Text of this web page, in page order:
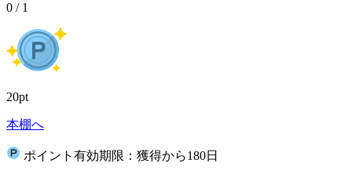
0 / 1
20pt
本棚へ
ポイント有効期限：獲得から180日